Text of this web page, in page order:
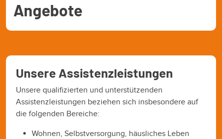
Angebote
Unsere Assistenzleistungen
Unsere qualifizierten und unterstützenden
Assistenzleistungen beziehen sich insbesondere auf
die folgenden Bereiche:
Wohnen, Selbstversorgung, häusliches Leben